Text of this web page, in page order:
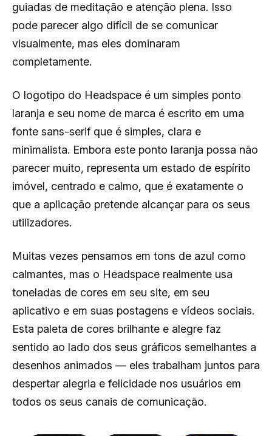
guiadas de meditação e atenção plena. Isso
pode parecer algo difícil de se comunicar
visualmente, mas eles dominaram
completamente.
O logotipo do Headspace é um simples ponto
laranja e seu nome de marca é escrito em uma
fonte sans-serif que é simples, clara e
minimalista. Embora este ponto laranja possa não
parecer muito, representa um estado de espírito
imóvel, centrado e calmo, que é exatamente o
que a aplicação pretende alcançar para os seus
utilizadores.
Muitas vezes pensamos em tons de azul como
calmantes, mas o Headspace realmente usa
toneladas de cores em seu site, em seu
aplicativo e em suas postagens e vídeos sociais.
Esta paleta de cores brilhante e alegre faz
sentido ao lado dos seus gráficos semelhantes a
desenhos animados — eles trabalham juntos para
despertar alegria e felicidade nos usuários em
todos os seus canais de comunicação.